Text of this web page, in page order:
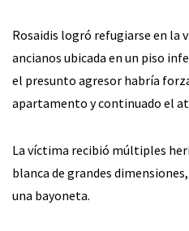
Rosaidis logró refugiarse en la
ancianos ubicada en un piso
el presunto agresor habría
apartamento y continuado el
La víctima recibió múltiples
blanca de grandes
una bayoneta.